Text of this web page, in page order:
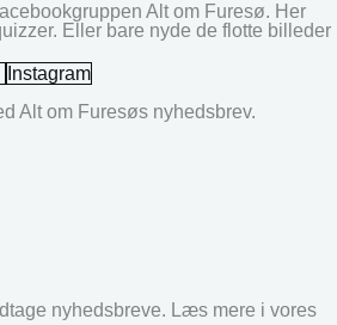
Alt om Furesø. Her
Eller bare nyde de flotte billeder
Instagram
Alt om Furesøs nyhedsbrev.
nyhedsbreve. Læs mere i vores